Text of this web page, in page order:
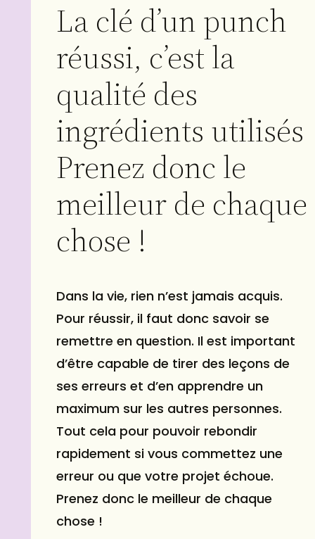
La clé d’un punch
réussi, c’est la
qualité des
ingrédients utilisés
Prenez donc le
meilleur de chaque
chose !
Dans la vie, rien n’est jamais acquis.
Pour réussir, il faut donc savoir se
remettre en question. Il est important
d’être capable de tirer des leçons de
ses erreurs et d’en apprendre un
maximum sur les autres personnes.
Tout cela pour pouvoir rebondir
rapidement si vous commettez une
erreur ou que votre projet échoue.
Prenez donc le meilleur de chaque
chose !